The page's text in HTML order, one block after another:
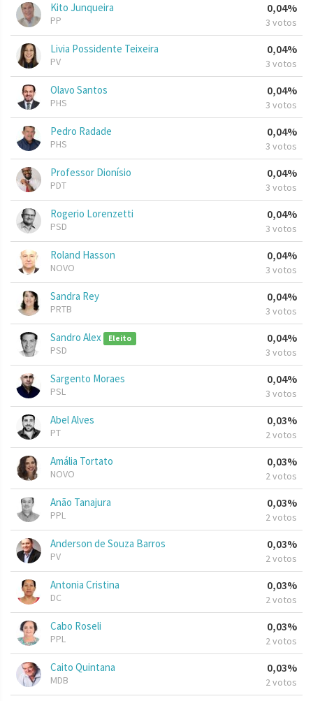
Kito Junqueira
PP
0,04%
3 votos
Livia Possidente Teixeira
PV
0,04%
3 votos
Olavo Santos
PHS
0,04%
3 votos
Pedro Radade
PHS
0,04%
3 votos
Professor Dionísio
PDT
0,04%
3 votos
Rogerio Lorenzetti
PSD
0,04%
3 votos
Roland Hasson
NOVO
0,04%
3 votos
Sandra Rey
PRTB
0,04%
3 votos
Sandro Alex Eleito
PSD
0,04%
3 votos
Sargento Moraes
PSL
0,04%
3 votos
Abel Alves
PT
0,03%
2 votos
Amália Tortato
NOVO
0,03%
2 votos
Anão Tanajura
PPL
0,03%
2 votos
Anderson de Souza Barros
PV
0,03%
2 votos
Antonia Cristina
DC
0,03%
2 votos
Cabo Roseli
PPL
0,03%
2 votos
Caito Quintana
MDB
0,03%
2 votos